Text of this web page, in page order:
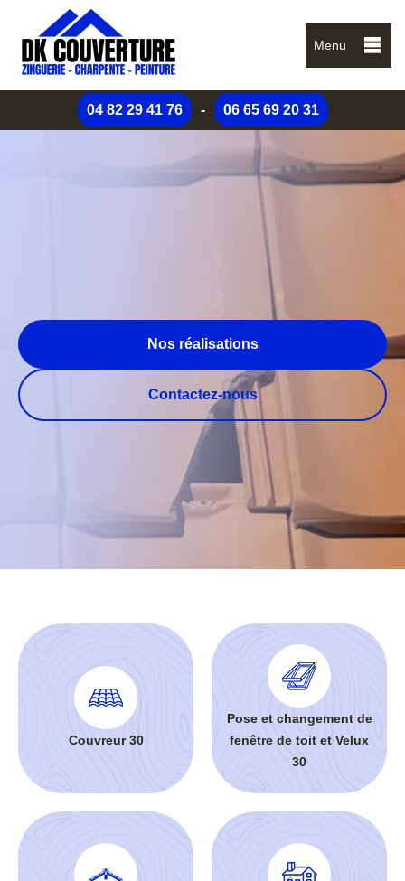
Menu
04 82 29 41 76 - 06 65 69 20 31
Nos réalisations
Contactez-nous
Couvreur 30
Pose et changement de
fenêtre de toit et Velux
30